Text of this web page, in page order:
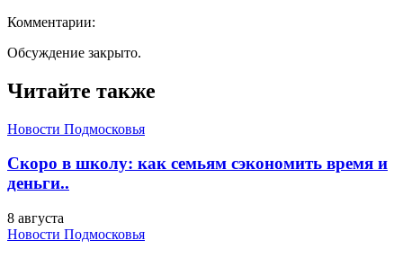
Комментарии:
Обсуждение закрыто.
Читайте также
Новости Подмосковья
Скоро в школу: как семьям сэкономить время и
деньги..
8 августа
Новости Подмосковья